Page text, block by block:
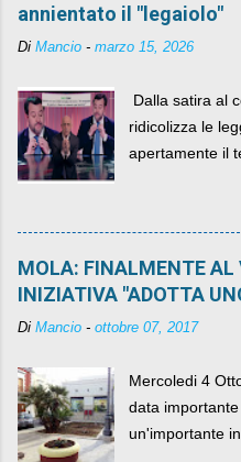
annientato il "legaiolo"
Di Mancio - marzo 15, 2026
Dalla satira al
ridicolizza le
apertamente il
MOLA: FINALMENTE AL
INIZIATIVA "ADOTTA
Di Mancio - ottobre 07, 2017
Mercoledi 4
data
un'importante